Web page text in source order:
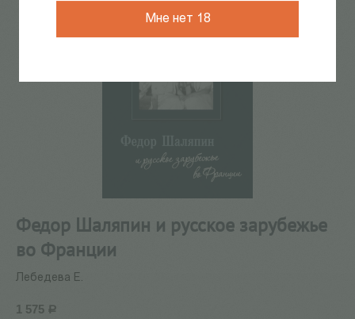
Мне нет 18
Федор Шаляпин и русское зарубежье
во Франции
Лебедева Е.
1 575 Р